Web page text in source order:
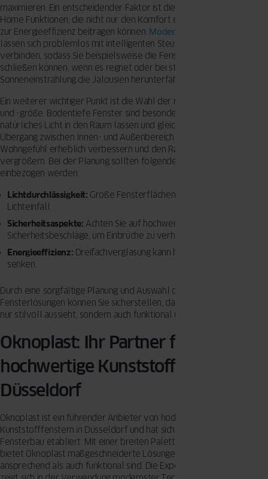
maximieren. Ein entscheidender Faktor ist die Integration von Smart
Home Funktionen, die nicht nur den Komfort erhöhen, sondern auch
zur Energieeffizienz beitragen können. Moderne Kunststofffenster
lassen sich problemlos mit intelligenten Steuerungssystemen
verbinden, sodass Sie beispielsweise die Fenster automatisch
schließen können, wenn es regnet oder bei starker
Sonneneinstrahlung die Jalousien herunterfahren.
Ein weiterer wichtiger Punkt ist die Wahl der richtigen Fensterform
und -größe. Bodentiefe Fenster sind besonders beliebt, da sie viel
natürliches Licht in den Raum lassen und gleichzeitig einen nahtlosen
Übergang zwischen Innen- und Außenbereich schaffen. Dies kann das
Wohngefühl erheblich verbessern und den Raum optisch
vergrößern. Bei der Planung sollten folgende Überlegungen
einbezogen werden:
Lichtdurchlässigkeit: Große Fensterflächen maximieren den
Lichteinfall.
Sicherheitsaspekte: Achten Sie auf hochwertige
Sicherheitsbeschläge, um Einbrüche zu verhindern.
Energieeffizienz: Dreifachverglasung kann helfen, Heizkosten zu
senken.
Durch eine sorgfältige Planung und Auswahl der passenden
Fensterlösungen können Sie sicherstellen, dass Ihre Stadtvilla nicht
nur stilvoll aussieht, sondern auch funktional und zukunftssicher ist.
Oknoplast: Ihr Partner für
hochwertige Kunststofffenster in
Düsseldorf
Oknoplast ist ein führender Anbieter von hochwertigen
Kunststofffenstern in Düsseldorf und hat sich als Experte im Bereich
Fensterbau etabliert. Mit einer breiten Palette an PVC-Fenstern
bietet Oknoplast maßgeschneiderte Lösungen, die sowohl ästhetisch
ansprechend als auch funktional sind. Die Expertise von Oknoplast